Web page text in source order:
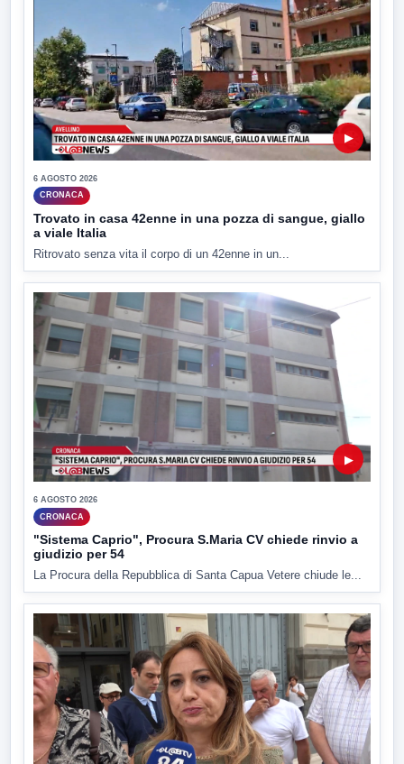
▶
6 AGOSTO 2026
CRONACA
Trovato in casa 42enne in una pozza di sangue, giallo
a viale Italia
Ritrovato senza vita il corpo di un 42enne in un...
▶
6 AGOSTO 2026
CRONACA
"Sistema Caprio", Procura S.Maria CV chiede rinvio a
giudizio per 54
La Procura della Repubblica di Santa Capua Vetere chiude le...